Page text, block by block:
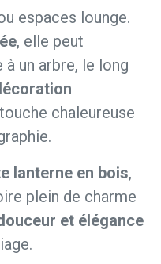
espaces lounge.
, elle peut
un arbre, le long
chaleureuse
lanterne en bois,
plein de charme
et élégance